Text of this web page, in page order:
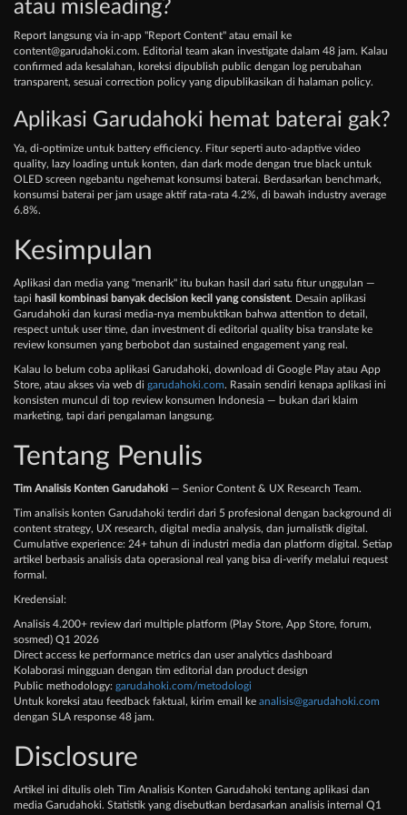
atau misleading?
Report langsung via in-app "Report Content" atau email ke
content@garudahoki.com. Editorial team akan investigate dalam 48 jam. Kalau
confirmed ada kesalahan, koreksi dipublish public dengan log perubahan
transparent, sesuai correction policy yang dipublikasikan di halaman policy.
Aplikasi Garudahoki hemat baterai gak?
Ya, di-optimize untuk battery efficiency. Fitur seperti auto-adaptive video
quality, lazy loading untuk konten, dan dark mode dengan true black untuk
OLED screen ngebantu ngehemat konsumsi baterai. Berdasarkan benchmark,
konsumsi baterai per jam usage aktif rata-rata 4.2%, di bawah industry average
6.8%.
Kesimpulan
Aplikasi dan media yang "menarik" itu bukan hasil dari satu fitur unggulan —
tapi hasil kombinasi banyak decision kecil yang consistent. Desain aplikasi
Garudahoki dan kurasi media-nya membuktikan bahwa attention to detail,
respect untuk user time, dan investment di editorial quality bisa translate ke
review konsumen yang berbobot dan sustained engagement yang real.
Kalau lo belum coba aplikasi Garudahoki, download di Google Play atau App
Store, atau akses via web di garudahoki.com. Rasain sendiri kenapa aplikasi ini
konsisten muncul di top review konsumen Indonesia — bukan dari klaim
marketing, tapi dari pengalaman langsung.
Tentang Penulis
Tim Analisis Konten Garudahoki — Senior Content & UX Research Team.
Tim analisis konten Garudahoki terdiri dari 5 profesional dengan background di
content strategy, UX research, digital media analysis, dan jurnalistik digital.
Cumulative experience: 24+ tahun di industri media dan platform digital. Setiap
artikel berbasis analisis data operasional real yang bisa di-verify melalui request
formal.
Kredensial:
Analisis 4.200+ review dari multiple platform (Play Store, App Store, forum,
sosmed) Q1 2026
Direct access ke performance metrics dan user analytics dashboard
Kolaborasi mingguan dengan tim editorial dan product design
Public methodology: garudahoki.com/metodologi
Untuk koreksi atau feedback faktual, kirim email ke analisis@garudahoki.com
dengan SLA response 48 jam.
Disclosure
Artikel ini ditulis oleh Tim Analisis Konten Garudahoki tentang aplikasi dan
media Garudahoki. Statistik yang disebutkan berdasarkan analisis internal Q1